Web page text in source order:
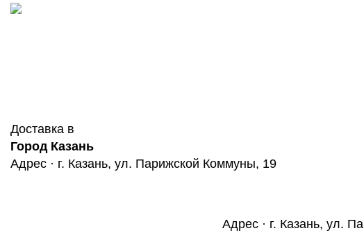
Доставка в
Город Казань
Адрес · г. Казань, ул. Парижской Коммуны, 19
Адрес · г. Казань, ул.